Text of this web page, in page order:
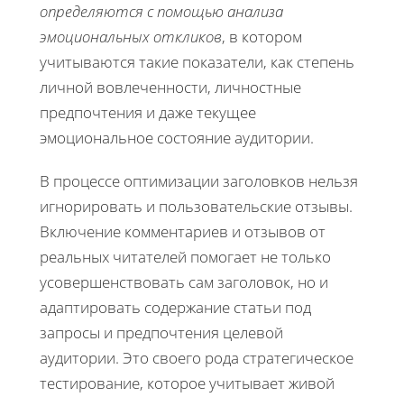
определяются с помощью анализа
эмоциональных откликов, в котором
учитываются такие показатели, как степень
личной вовлеченности, личностные
предпочтения и даже текущее
эмоциональное состояние аудитории.
В процессе оптимизации заголовков нельзя
игнорировать и пользовательские отзывы.
Включение комментариев и отзывов от
реальных читателей помогает не только
усовершенствовать сам заголовок, но и
адаптировать содержание статьи под
запросы и предпочтения целевой
аудитории. Это своего рода стратегическое
тестирование, которое учитывает живой